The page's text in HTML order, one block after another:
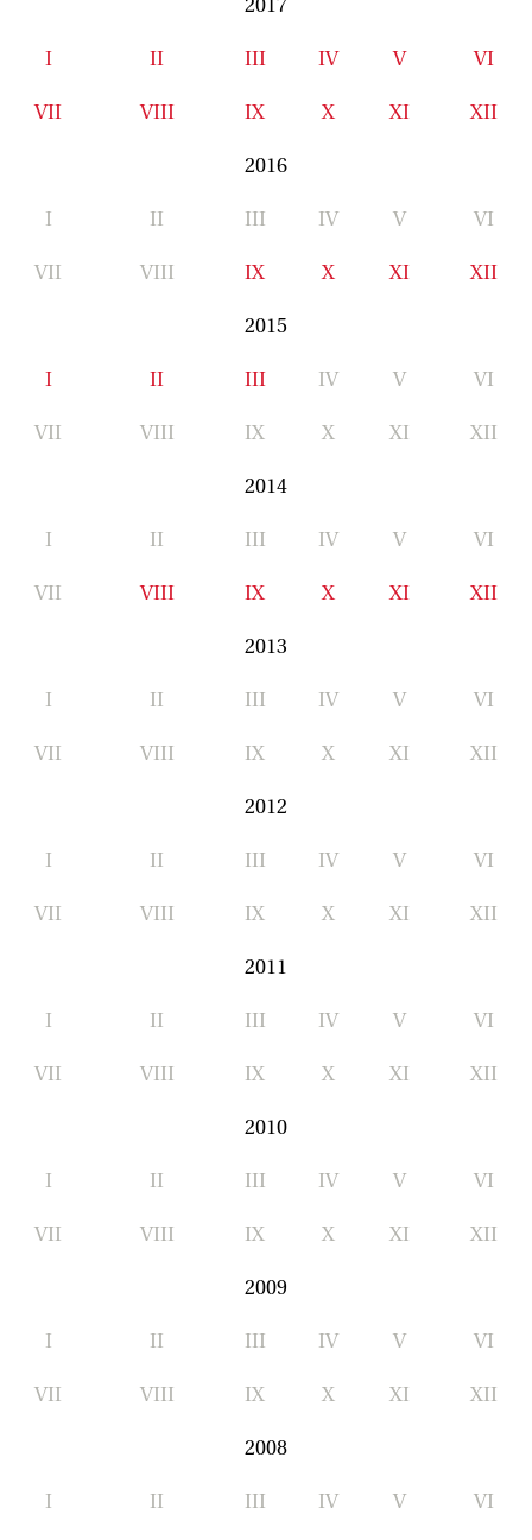
I II III IV V VI
VII VIII IX X XI XII
2016
I II III IV V VI
VII VIII IX X XI XII
2015
I II III IV V VI
VII VIII IX X XI XII
2014
I II III IV V VI
VII VIII IX X XI XII
2013
I II III IV V VI
VII VIII IX X XI XII
2012
I II III IV V VI
VII VIII IX X XI XII
2011
I II III IV V VI
VII VIII IX X XI XII
2010
I II III IV V VI
VII VIII IX X XI XII
2009
I II III IV V VI
VII VIII IX X XI XII
2008
I II III IV V VI